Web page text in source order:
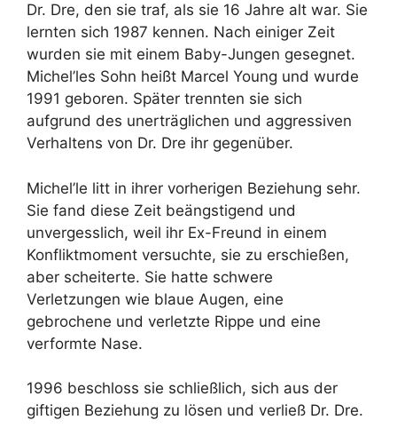
Dr. Dre, den sie traf, als sie 16 Jahre alt war. Sie
lernten sich 1987 kennen. Nach einiger Zeit
wurden sie mit einem Baby-Jungen gesegnet.
Michel’les Sohn heißt Marcel Young und wurde
1991 geboren. Später trennten sie sich
aufgrund des unerträglichen und aggressiven
Verhaltens von Dr. Dre ihr gegenüber.
Michel’le litt in ihrer vorherigen Beziehung sehr.
Sie fand diese Zeit beängstigend und
unvergesslich, weil ihr Ex-Freund in einem
Konfliktmoment versuchte, sie zu erschießen,
aber scheiterte. Sie hatte schwere
Verletzungen wie blaue Augen, eine
gebrochene und verletzte Rippe und eine
verformte Nase.
1996 beschloss sie schließlich, sich aus der
giftigen Beziehung zu lösen und verließ Dr. Dre.